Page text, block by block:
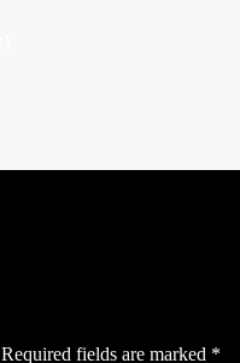
Required fields are marked *